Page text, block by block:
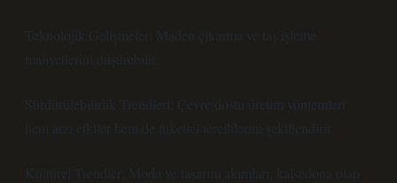
Teknolojik Gelişmeler: Maden çıkarma ve taş işleme
maliyetlerini düşürebilir.
Sürdürülebilirlik Trendleri: Çevre dostu üretim yöntemleri
hem arzı etkiler hem de tüketici tercihlerini şekillendirir.
Kültürel Trendler: Moda ve tasarım akımları, kalsedona olan